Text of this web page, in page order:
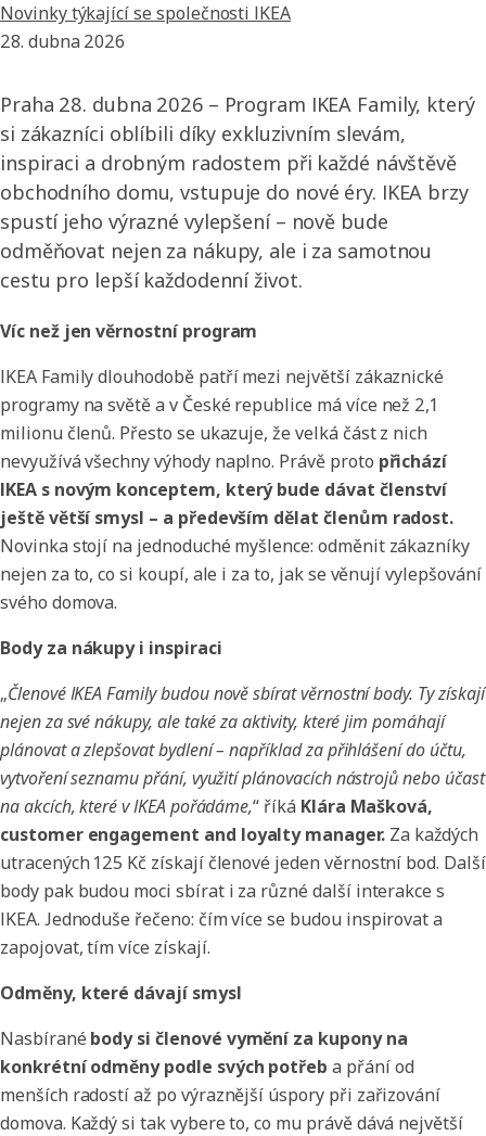
Novinky týkající se společnosti IKEA
28. dubna 2026
Praha 28. dubna 2026 – Program IKEA Family, který
si zákazníci oblíbili díky exkluzivním slevám,
inspiraci a drobným radostem při každé návštěvě
obchodního domu, vstupuje do nové éry. IKEA brzy
spustí jeho výrazné vylepšení – nově bude
odměňovat nejen za nákupy, ale i za samotnou
cestu pro lepší každodenní život.
Víc než jen věrnostní program
IKEA Family dlouhodobě patří mezi největší zákaznické
programy na světě a v České republice má více než 2,1
milionu členů. Přesto se ukazuje, že velká část z nich
nevyužívá všechny výhody naplno. Právě proto přichází
IKEA s novým konceptem, který bude dávat členství
ještě větší smysl – a především dělat členům radost.
Novinka stojí na jednoduché myšlence: odměnit zákazníky
nejen za to, co si koupí, ale i za to, jak se věnují vylepšování
svého domova.
Body za nákupy i inspiraci
„Členové IKEA Family budou nově sbírat věrnostní body. Ty získají
nejen za své nákupy, ale také za aktivity, které jim pomáhají
plánovat a zlepšovat bydlení – například za přihlášení do účtu,
vytvoření seznamu přání, využití plánovacích nástrojů nebo účast
na akcích, které v IKEA pořádáme,“ říká Klára Mašková,
customer engagement and loyalty manager.Za každých
utracených 125 Kč získají členové jeden věrnostní bod. Další
body pak budou moci sbírat i za různé další interakce s
IKEA. Jednoduše řečeno: čím více se budou inspirovat a
zapojovat, tím více získají.
Odměny, které dávají smysl
Nasbírané body si členové vymění za kupony na
konkrétní odměny podle svých potřeb a přání od
menších radostí až po výraznější úspory při zařizování
domova. Každý si tak vybere to, co mu právě dává největší